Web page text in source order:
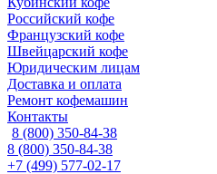
Российский кофе
Французский кофе
Швейцарский кофе
Юридическим лицам
Доставка и оплата
Ремонт кофемашин
Контакты
8 (800) 350-84-38
8 (800) 350-84-38
+7 (499) 577-02-17